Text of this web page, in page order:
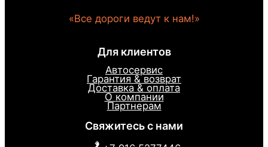
«Все дороги ведут к нам!»
Для клиентов
Автосервис
Гарантия & возврат
Доставка & оплата
О компании
Партнерам
Свяжитесь с нами